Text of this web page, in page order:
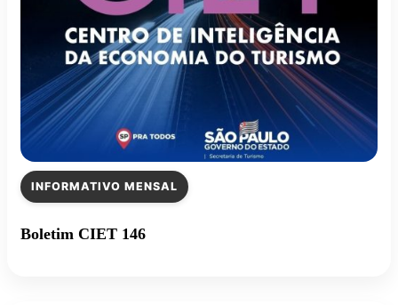
INFORMATIVO MENSAL
Boletim CIET 146